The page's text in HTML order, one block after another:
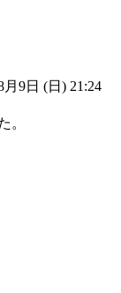
9日 (日) 21:24
。